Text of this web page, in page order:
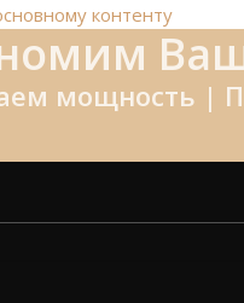
контенту
мощность |